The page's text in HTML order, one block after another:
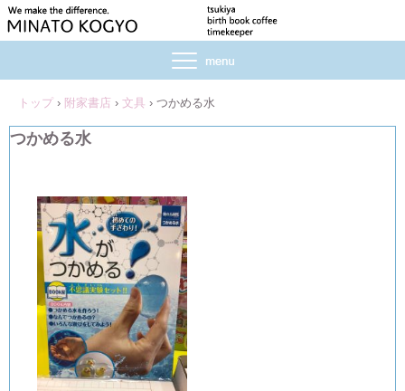
トップ › 附家書店 › 文具 › つかめる水
つかめる水